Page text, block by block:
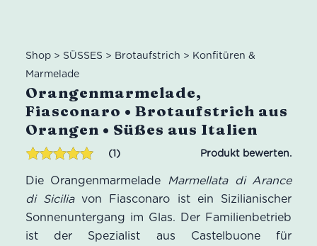
Shop> SÜSSES > Brotaufstrich > Konfitüren &
Marmelade
Orangenmarmelade,
Fiasconaro • Brotaufstrich aus
Orangen • Süßes aus Italien
5.00 von 5,
basierend
auf
Kundenbewertung
1
Die Orangenmarmelade Marmellata di Arance
di Siciliavon Fiasconaro ist ein Sizilianischer
Sonnenuntergang im Glas. Der Familienbetrieb
ist der Spezialist aus Castelbuone für